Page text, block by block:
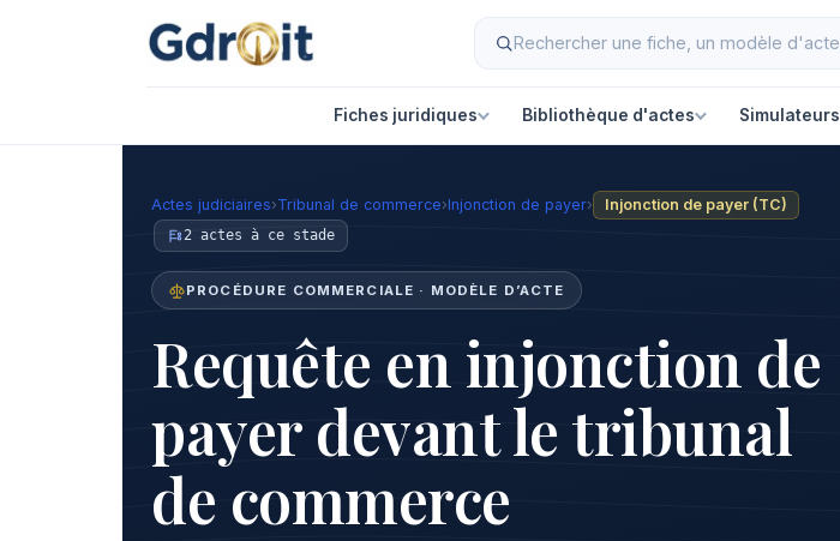
Fiches juridiques Bibliothèque d'actes Simulateurs
Actes judiciaires›Tribunal de commerce›Injonction de payer› Injonction de payer (TC)
2 actes à ce stade
PROCÉDURE COMMERCIALE · MODÈLE D’ACTE
Requête en injonction de
payer devant le tribunal
de commerce